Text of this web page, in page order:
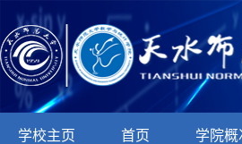
学校主页 首页 学院概